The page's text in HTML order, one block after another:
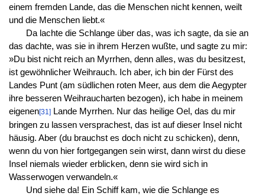
einem fremden Lande, das die Menschen nicht kennen, weilt
und die Menschen liebt.«
Da lachte die Schlange über das, was ich sagte, da sie an
das dachte, was sie in ihrem Herzen wußte, und sagte zu mir:
»Du bist nicht reich an Myrrhen, denn alles, was du besitzest,
ist gewöhnlicher Weihrauch. Ich aber, ich bin der Fürst des
Landes Punt (am südlichen roten Meer, aus dem die Aegypter
ihre besseren Weihraucharten bezogen), ich habe in meinem
eigenen[31]Lande Myrrhen. Nur das heilige Oel, das du mir
bringen zu lassen versprachest, das ist auf dieser Insel nicht
häusig. Aber (du brauchst es doch nicht zu schicken), denn,
wenn du von hier fortgegangen sein wirst, dann wirst du diese
Insel niemals wieder erblicken, denn sie wird sich in
Wasserwogen verwandeln.«
Und siehe da! Ein Schiff kam, wie die Schlange es